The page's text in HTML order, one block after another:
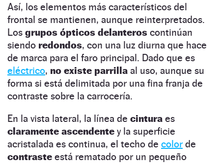
Así, los elementos más característicos del
frontal se mantienen, aunque reinterpretados.
Los grupos ópticos delanteros continúan
siendo redondos, con una luz diurna que hace
de marca para el faro principal. Dado que es
eléctrico, no existe parrilla al uso, aunque su
forma si está delimitada por una fina franja de
contraste sobre la carrocería.
En la vista lateral, la línea de cintura es
claramente ascendente y la superficie
acristalada es continua, el techo de color de
contraste está rematado por un pequeño